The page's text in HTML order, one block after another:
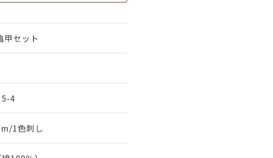
甲セット
4
1色刺し